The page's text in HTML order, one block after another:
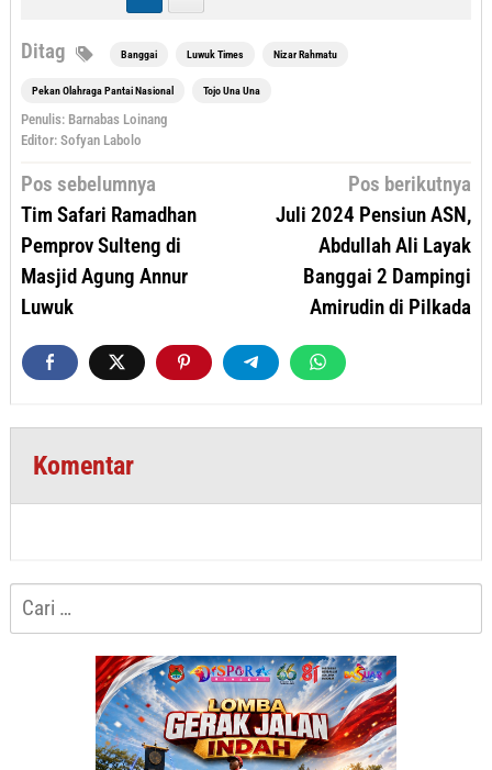
Ditag Banggai Luwuk Times Nizar Rahmatu
Pekan Olahraga Pantai Nasional Tojo Una Una
Penulis: Barnabas Loinang
Editor: Sofyan Labolo
Navigasi
Pos sebelumnya
Tim Safari Ramadhan
Pemprov Sulteng di
Masjid Agung Annur
Luwuk
Pos berikutnya
Juli 2024 Pensiun ASN,
Abdullah Ali Layak
Banggai 2 Dampingi
Amirudin di Pilkada
Komentar
Cari
untuk: